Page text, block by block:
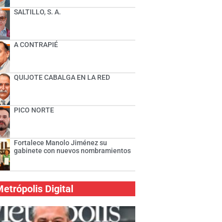
SALTILLO, S. A.
A CONTRAPIÉ
QUIJOTE CABALGA EN LA RED
PICO NORTE
Fortalece Manolo Jiménez su
gabinete con nuevos nombramientos
Digital